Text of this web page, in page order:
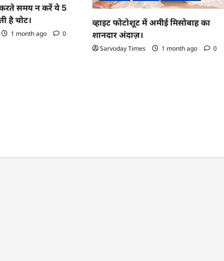
समय न करें ये 5
है चोट।
1 month ago 0
व्हाइट फोटोशूट में अमीई मिसोबाह का
शानदार अंदाज़।
Sarvoday Times 1 month ago 0